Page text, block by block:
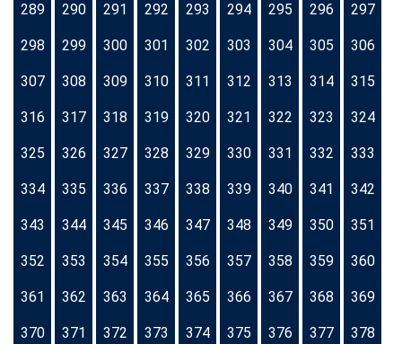
289 290 291 292 293 294 295 296 297
298 299 300 301 302 303 304 305 306
307 308 309 310 311 312 313 314 315
316 317 318 319 320 321 322 323 324
325 326 327 328 329 330 331 332 333
334 335 336 337 338 339 340 341 342
343 344 345 346 347 348 349 350 351
352 353 354 355 356 357 358 359 360
361 362 363 364 365 366 367 368 369
370 371 372 373 374 375 376 377 378